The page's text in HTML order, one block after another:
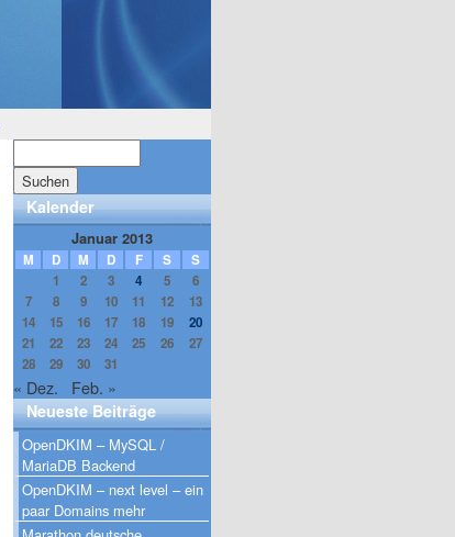
Kalender
Januar 2013
M D M D F S
S
1
2 3 4 5
6
7
8 9 10 11 12
13
14
15 16 17 18 19
20
21
22 23 24 25 26
27
28
29 30 31
« Dez. Feb. »
Neueste Beiträge
OpenDKIM – MySQL /
MariaDB Backend
OpenDKIM – next level – ein
paar Domains mehr